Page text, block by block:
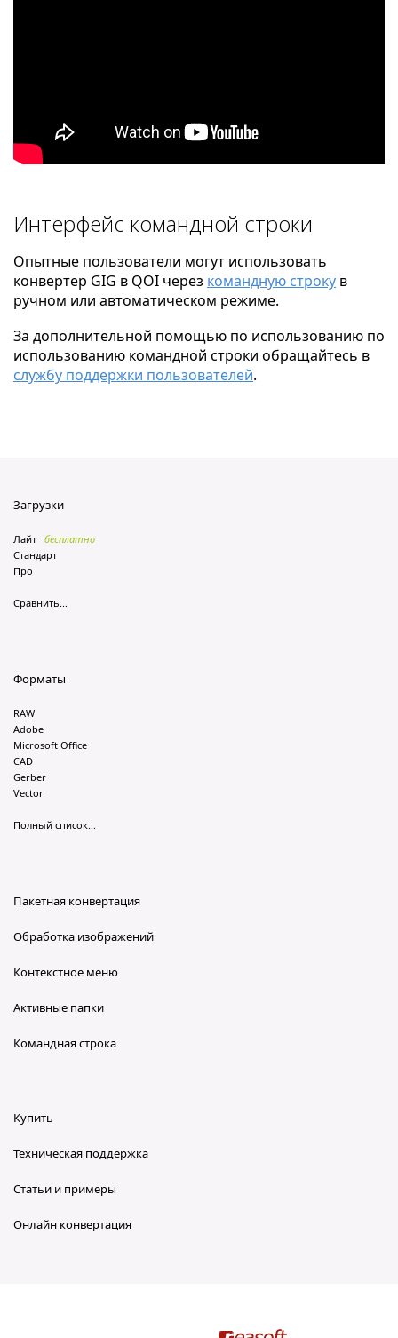
Интерфейс командной строки
Опытные пользователи могут использовать
конвертер GIG в QOI через командную строку в
ручном или автоматическом режиме.
За дополнительной помощью по использованию по
использованию командной строки обращайтесь в
службу поддержки пользователей.
Загрузки
Лайт бесплатно
Стандарт
Про
Сравнить...
Форматы
RAW
Adobe
Microsoft Office
CAD
Gerber
Vector
Полный список...
Пакетная конвертация
Обработка изображений
Контекстное меню
Активные папки
Командная строка
Купить
Техническая поддержка
Статьи и примеры
Онлайн конвертация